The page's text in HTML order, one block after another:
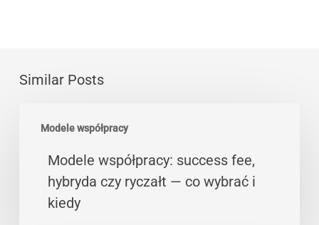
Similar Posts
Modele współpracy
współpracy:
success
hybryda
Modele współpracy: success fee,
hybryda czy ryczałt — co wybrać i
kiedy